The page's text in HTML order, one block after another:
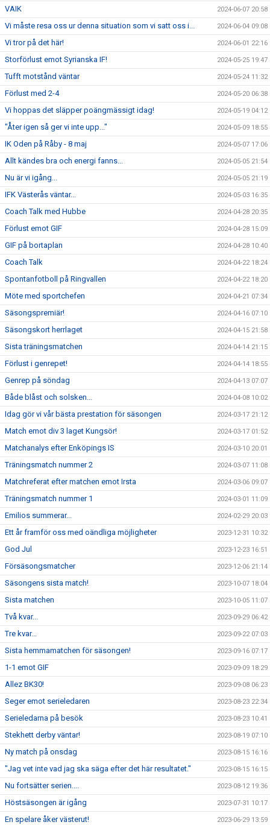
VAIK 2024-06-07 20:58
Vi måste resa oss ur denna situation som vi satt oss i... 2024-06-04 09:08
Vi tror på det här! 2024-06-01 22:16
Storförlust emot Syrianska IF! 2024-05-25 19:47
Tufft motstånd väntar 2024-05-24 11:32
Förlust med 2-4 2024-05-20 06:38
Vi hoppas det släpper poängmässigt idag! 2024-05-19 04:12
"Åter igen så ger vi inte upp..." 2024-05-09 18:55
IK Oden på Råby - 8 maj 2024-05-07 17:06
Allt kändes bra och energi fanns... 2024-05-05 21:54
Nu är vi igång... 2024-05-05 21:19
IFK Västerås väntar... 2024-05-03 16:35
Coach Talk med Hubbe 2024-04-28 20:35
Förlust emot GIF 2024-04-28 15:09
GIF på bortaplan 2024-04-28 10:40
Coach Talk 2024-04-22 18:24
Spontanfotboll på Ringvallen 2024-04-22 18:20
Möte med sportchefen 2024-04-21 07:34
Säsongspremiär! 2024-04-16 07:10
Säsongskort herrlaget 2024-04-15 21:58
Sista träningsmatchen 2024-04-14 21:15
Förlust i genrepet! 2024-04-14 18:55
Genrep på söndag 2024-04-13 07:07
Både blåst och solsken... 2024-04-08 10:02
Idag gör vi vår bästa prestation för säsongen 2024-03-17 21:12
Match emot div 3 laget Kungsör! 2024-03-17 01:52
Matchanalys efter Enköpings IS 2024-03-10 20:01
Träningsmatch nummer 2 2024-03-07 11:08
Matchreferat efter matchen emot Irsta 2024-03-06 09:07
Träningsmatch nummer 1 2024-03-01 11:09
Emilios summerar... 2024-02-29 20:03
Ett år framför oss med oändliga möjligheter 2023-12-31 10:32
God Jul 2023-12-23 16:51
Försäsongsmatcher 2023-12-06 21:14
Säsongens sista match! 2023-10-07 18:04
Sista matchen 2023-10-05 11:07
Två kvar... 2023-09-29 06:42
Tre kvar... 2023-09-22 07:03
Sista hemmamatchen för säsongen! 2023-09-16 07:17
1-1 emot GIF 2023-09-09 18:29
Allez BK30! 2023-09-08 06:23
Seger emot serieledaren 2023-08-23 22:34
Serieledarna på besök 2023-08-23 10:41
Stekhett derby väntar! 2023-08-19 07:10
Ny match på onsdag 2023-08-15 16:16
"Jag vet inte vad jag ska säga efter det här resultatet." 2023-08-15 16:15
Nu fortsätter serien.... 2023-08-12 19:36
Höstsäsongen är igång 2023-07-31 10:17
En spelare åker västerut! 2023-06-29 13:59